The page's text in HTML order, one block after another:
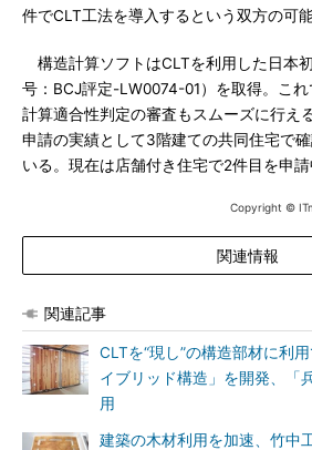
件でCLT工法を導入するという双方の可
構造計算ソフトはCLTを利用した日本
号：BCJ評定-LW0074-01）を取得。こ
計算適合性判定の審査もスムーズに行え
申請の実績として3階建ての共同住宅で
いる。現在は店舗付き住宅で2件目を申請
Copyright ©
関連情報
関連記事
CLTを“現し”の構造部材に利
イブリッド構造」を開発、「
用
建築の木材利用を加速、竹中